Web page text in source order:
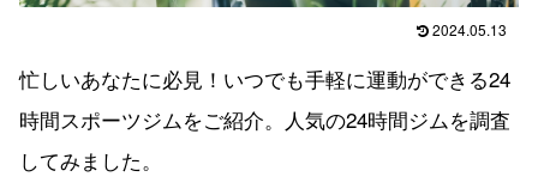
2024.05.13
忙しいあなたに必見！いつでも手軽に運動ができる24
時間スポーツジムをご紹介。人気の24時間ジムを調査
してみました。